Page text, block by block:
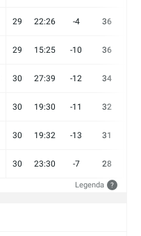
29 22:26 -4 36
29 15:25 -10 36
30 27:39 -12 34
30 19:30 -11 32
30 19:32 -13 31
30 23:30 -7 28
Legenda ?